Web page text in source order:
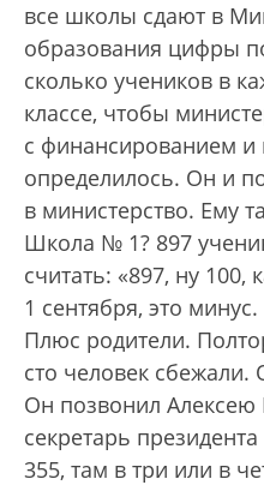
все школы сдают в
образования цифры
сколько учеников в
классе, чтобы
с финансированием
определилось. Он и
в министерство. Ему
Школа № 1? 897
считать: «897, ну
1 сентября, это
Плюс родители.
сто человек сбежали.
Он позвонил Алексею
секретарь
355, там в три или в